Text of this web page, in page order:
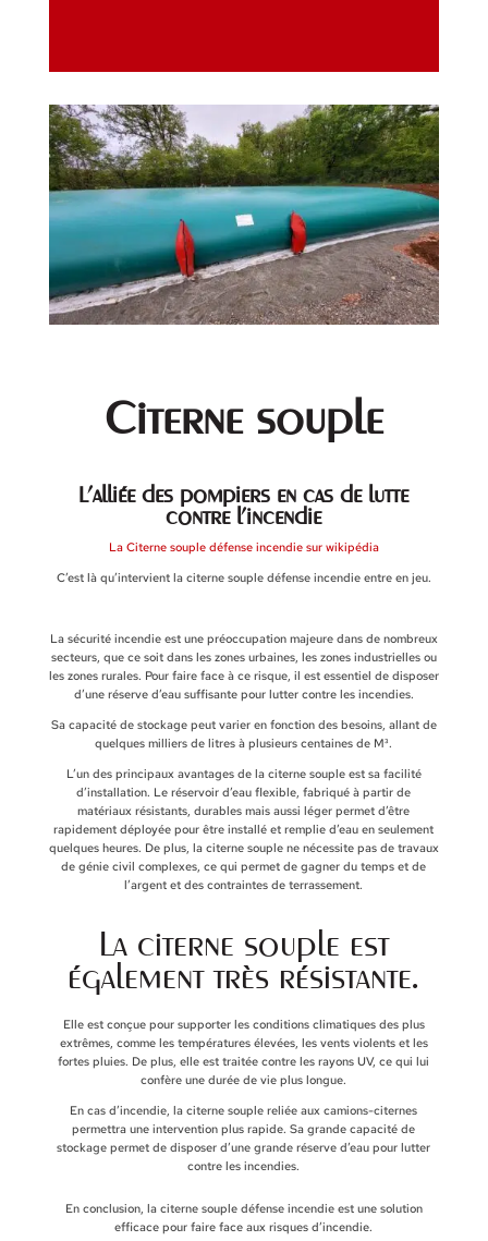
Citerne souple
L’alliée des pompiers en cas de lutte
contre l’incendie
La Citerne souple défense incendie sur wikipédia
C’est là qu’intervient la citerne souple défense incendie entre en jeu.
La sécurité incendie est une préoccupation majeure dans de nombreux
secteurs, que ce soit dans les zones urbaines, les zones industrielles ou
les zones rurales. Pour faire face à ce risque, il est essentiel de disposer
d’une réserve d’eau suffisante pour lutter contre les incendies.
Sa capacité de stockage peut varier en fonction des besoins, allant de
quelques milliers de litres à plusieurs centaines de M³.
L’un des principaux avantages de la citerne souple est sa facilité
d’installation. Le réservoir d’eau flexible, fabriqué à partir de
matériaux résistants, durables mais aussi léger permet d’être
rapidement déployée pour être installé et remplie d’eau en seulement
quelques heures. De plus, la citerne souple ne nécessite pas de travaux
de génie civil complexes, ce qui permet de gagner du temps et de
l’argent et des contraintes de terrassement.
La citerne souple est
également très résistante.
Elle est conçue pour supporter les conditions climatiques des plus
extrêmes, comme les températures élevées, les vents violents et les
fortes pluies. De plus, elle est traitée contre les rayons UV, ce qui lui
confère une durée de vie plus longue.
En cas d’incendie, la citerne souple reliée aux camions-citernes
permettra une intervention plus rapide. Sa grande capacité de
stockage permet de disposer d’une grande réserve d’eau pour lutter
contre les incendies.
En conclusion, la citerne souple défense incendie est une solution
efficace pour faire face aux risques d’incendie.